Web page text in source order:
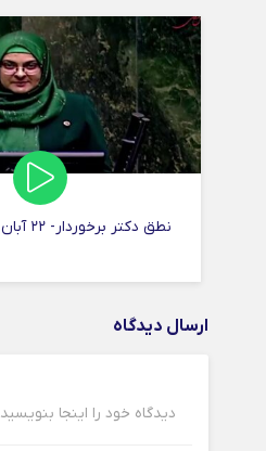
نطق دکتر برخوردار- ۲۲ آبان ماه در مجلس
ارسال دیدگاه
دیدگاه خود را اینجا بنویسید